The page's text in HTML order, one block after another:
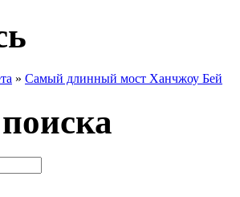
» Самый длинный мост Ханчжоу Бей